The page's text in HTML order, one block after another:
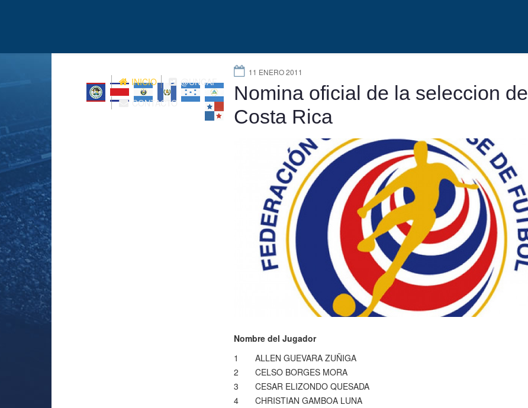
INICIO
@UNCAF
CONTACTO
11 ENERO 2011
Nomina oficial de la seleccion de
Costa Rica
Nombre del Jugador
1
ALLEN GUEVARA ZUÑIGA
2
CELSO BORGES MORA
3
CESAR ELIZONDO QUESADA
4
CHRISTIAN GAMBOA LUNA